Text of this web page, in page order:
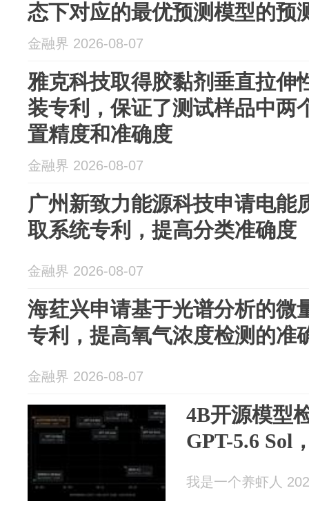
态下对应的最优预测模型的预
金融界 2026-08-07
雅克科技取得胶黏剂垂直拉伸
装专利，保证了测试样品中两
置精度和准确度
金融界 2026-08-07
广州新致力能源科技申请电能
取系统专利，提高分类准确度
金融界 2026-08-07
海荭兴申请基于光谱分析的微
专利，提高氧气浓度检测的准
金融界 2026-08-07
4B开源模型
GPT-5.6 Sol
我是一个养虾人